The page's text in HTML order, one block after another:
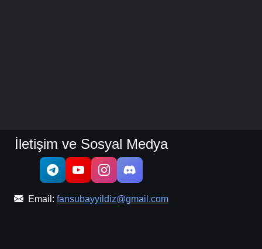
İletişim ve Sosyal Medya
Email: fansubayyildiz@gmail.com